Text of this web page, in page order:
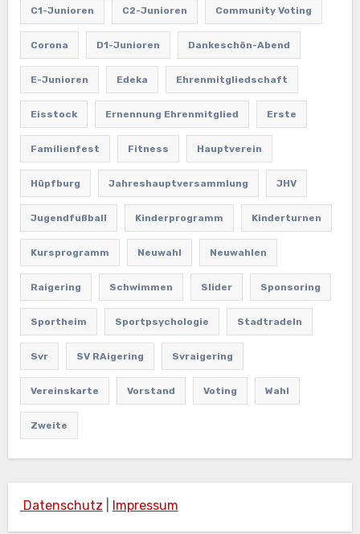
C1-Junioren C2-Junioren Community Voting
Corona D1-Junioren Dankeschön-Abend
E-Junioren Edeka Ehrenmitgliedschaft
Eisstock Ernennung Ehrenmitglied Erste
Familienfest Fitness Hauptverein
Hüpfburg Jahreshauptversammlung JHV
Jugendfußball Kinderprogramm Kinderturnen
Kursprogramm Neuwahl Neuwahlen
Raigering Schwimmen Slider Sponsoring
Sportheim Sportpsychologie Stadtradeln
Svr SV RAigering Svraigering
Vereinskarte Vorstand Voting Wahl
Zweite
Datenschutz Impressum